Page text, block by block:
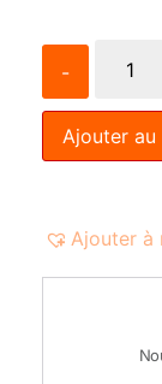
-
Ajouter au
Ajouter à